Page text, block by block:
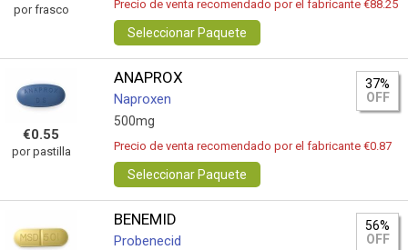
por frasco Precio de venta recomendado por el fabricante €88.25
Seleccionar Paquete
€0.55
por pastilla
ANAPROX
Naproxen
500mg
37%
OFF
Precio de venta recomendado por el fabricante €0.87
Seleccionar Paquete
BENEMID
Probenecid
56%
OFF